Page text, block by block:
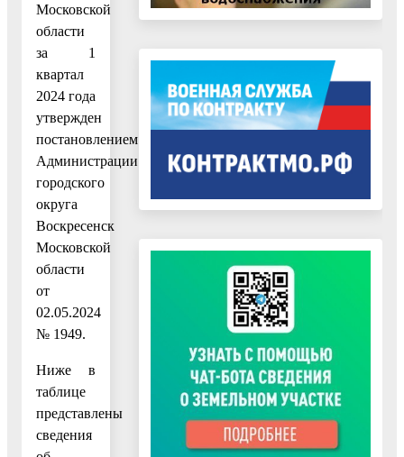
Московской
области
за 1
квартал
2024 года
утвержден
постановлением
Администрации
городского
округа
Воскресенск
Московской
области
от
02.05.2024
№ 1949.
Ниже в
таблице
представлены
сведения